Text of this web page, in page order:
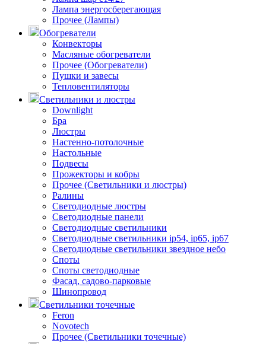
Лампа энергосберегающая
Прочее (Лампы)
Обогреватели
Конвекторы
Масляные обогреватели
Прочее (Обогреватели)
Пушки и завесы
Тепловентиляторы
Светильники и люстры
Downlight
Бра
Люстры
Настенно-потолочные
Настольные
Подвесы
Прожекторы и кобры
Прочее (Светильники и люстры)
Ралины
Светодиодные люстры
Светодиодные панели
Светодиодные светильники
Светодиодные светильники ip54, ip65, ip67
Светодиодные светильники звездное небо
Споты
Споты светодиодные
Фасад, садово-парковые
Шинопровод
Светильники точечные
Feron
Novotech
Прочее (Светильники точечные)